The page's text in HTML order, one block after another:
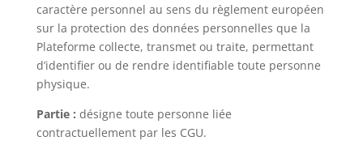
caractère personnel au sens du règlement européen
sur la protection des données personnelles que la
Plateforme collecte, transmet ou traite, permettant
d’identifier ou de rendre identifiable toute personne
physique.
Partie : désigne toute personne liée
contractuellement par les CGU.